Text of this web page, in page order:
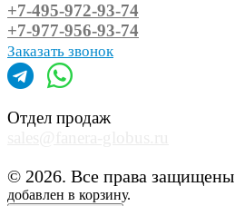
+7-495-972-93-74
+7-977-956-93-74
Заказать звонок
Отдел продаж
© 2026. Все права защищены
добавлен в корзину.